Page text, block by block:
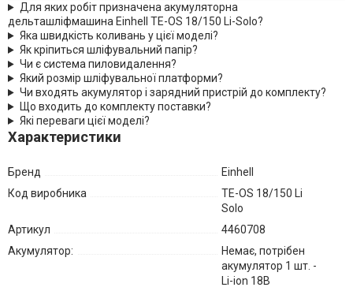
Для яких робіт призначена акумуляторна
дельташліфмашина Einhell TE-OS 18/150 Li-Solo?
Яка швидкість коливань у цієї моделі?
Як кріпиться шліфувальний папір?
Чи є система пиловидалення?
Який розмір шліфувальної платформи?
Чи входять акумулятор і зарядний пристрій до комплекту?
Що входить до комплекту поставки?
Які переваги цієї моделі?
Характеристики
Бренд
Einhell
Код виробника
TE-OS 18/150 Li
Solo
Артикул
4460708
Акумулятор:
Немає, потрібен
акумулятор 1 шт. -
Li-ion 18В